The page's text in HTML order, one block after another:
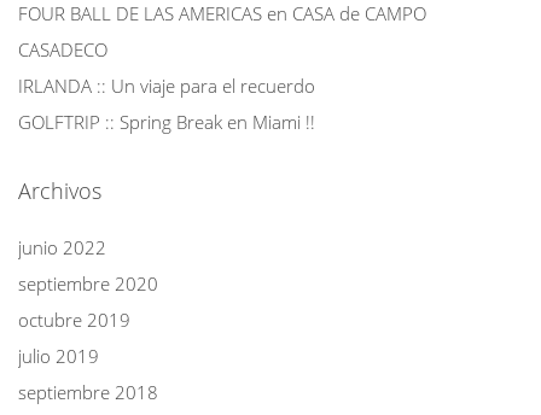
FOUR BALL DE LAS AMERICAS en CASA de CAMPO
CASADECO
IRLANDA :: Un viaje para el recuerdo
GOLFTRIP :: Spring Break en Miami !!
Archivos
junio 2022
septiembre 2020
octubre 2019
julio 2019
septiembre 2018